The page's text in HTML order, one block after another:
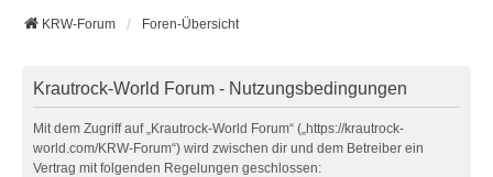
KRW-Forum Foren-Übersicht
Krautrock-World Forum - Nutzungsbedingungen
Mit dem Zugriff auf „Krautrock-World Forum“ („https://krautrock-
world.com/KRW-Forum“) wird zwischen dir und dem Betreiber ein
Vertrag mit folgenden Regelungen geschlossen: